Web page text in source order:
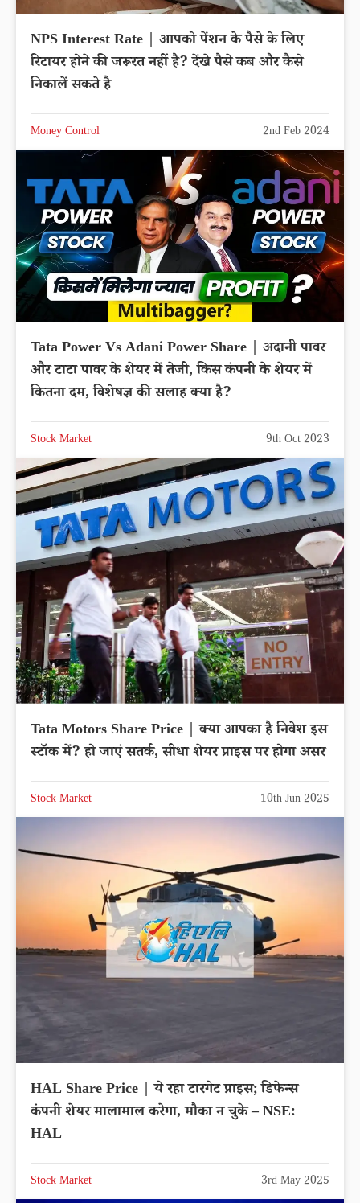
NPS Interest Rate | आपको पेंशन के पैसे के लिए
रिटायर होने की जरूरत नहीं है? देंखे पैसे कब और कैसे
निकालें सकते है
Money Control 2nd Feb 2024
Tata Power Vs Adani Power Share | अदानी पावर
और टाटा पावर के शेयर में तेजी, किस कंपनी के शेयर में
कितना दम, विशेषज्ञ की सलाह क्या है?
Stock Market 9th Oct 2023
Tata Motors Share Price | क्या आपका है निवेश इस
स्टॉक में? हो जाएं सतर्क, सीधा शेयर प्राइस पर होगा असर
Stock Market 10th Jun 2025
HAL Share Price | ये रहा टारगेट प्राइस; डिफेन्स
कंपनी शेयर मालामाल करेगा, मौका न चुके – NSE:
HAL
Stock Market 3rd May 2025